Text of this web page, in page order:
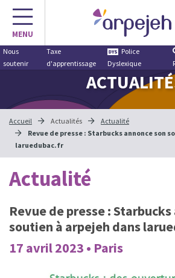
Aller
contenu
MENU
Nous
soutenir
Taxe
d'apprentissage
Police
Dyslexique
Accueil Actualités
Actualité
Revue de presse : Starbucks annonce son
laruedubac.fr
Actualité
Revue de presse : Starbucks
soutien à arpejeh dans
17 avril 2023 • Paris